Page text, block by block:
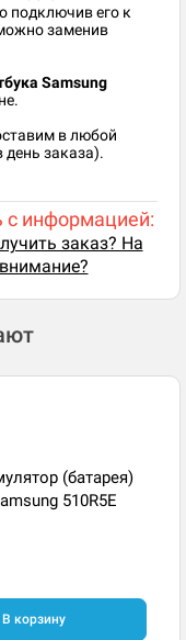
подключив его к
заменив
Samsung
в любой
день заказа).
с информацией:
заказ? На
(батарея)
510R5E
В корзину